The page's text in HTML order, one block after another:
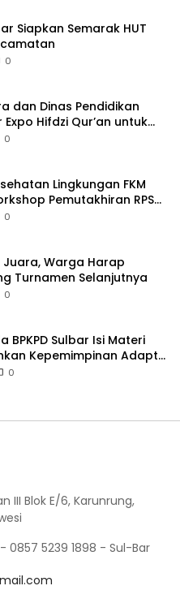
Siapkan Semarak HUT
0
dan Dinas Pendidikan
Hifdzi Qur’an untuk
0
Lingkungan FKM
Pemutakhiran RPS
Pendidikan
0
Juara, Warga Harap
Turnamen Selanjutnya
0
BPKPD Sulbar Isi Materi
Kepemimpinan Adaptif
0
III Blok E/6, Karunrung,
0857 5239 1898 - Sul-Bar